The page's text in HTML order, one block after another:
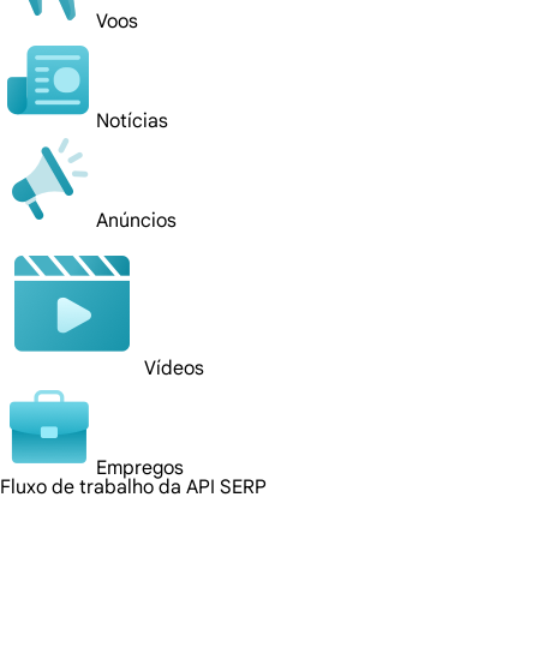
Voos
Notícias
Anúncios
Vídeos
Empregos
Fluxo de trabalho da API SERP